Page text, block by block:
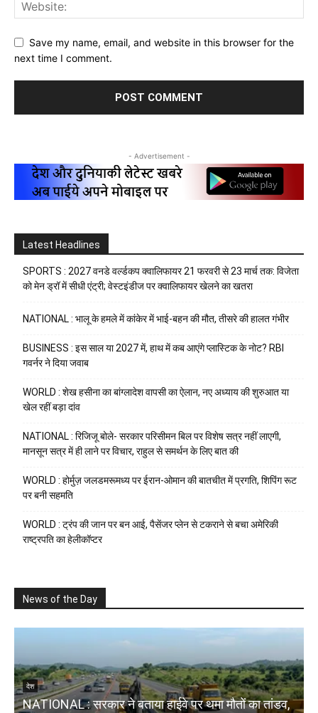
Save my name, email, and website in this browser for the
next time I comment.
- Advertisement -
Latest Headlines
SPORTS : 2027 वनडे वर्ल्डकप क्वालिफायर 21 फरवरी से 23 मार्च तक: विजेता
को मेन ड्रॉ में सीधी एंट्री; वेस्टइंडीज पर क्वालिफायर खेलने का खतरा
NATIONAL : भालू के हमले में कांकेर में भाई-बहन की मौत, तीसरे की हालत गंभीर
BUSINESS : इस साल या 2027 में, हाथ में कब आएंगे प्लास्टिक के नोट? RBI
गवर्नर ने दिया जवाब
WORLD : शेख हसीना का बांग्लादेश वापसी का ऐलान, नए अध्याय की शुरुआत या
खेल रहीं बड़ा दांव
NATIONAL : रिजिजू बोले- सरकार परिसीमन बिल पर विशेष सत्र नहीं लाएगी,
मानसून सत्र में ही लाने पर विचार, राहुल से समर्थन के लिए बात की
WORLD : होर्मुज़ जलडमरूमध्य पर ईरान-ओमान की बातचीत में प्रगति, शिपिंग रूट
पर बनी सहमति
WORLD : ट्रंप की जान पर बन आई, पैसेंजर प्लेन से टकराने से बचा अमेरिकी
राष्ट्रपति का हेलीकॉप्टर
News of the Day
देश
NATIONAL : सरकार ने बताया हाईवे पर थमा मौतों का तांडव,